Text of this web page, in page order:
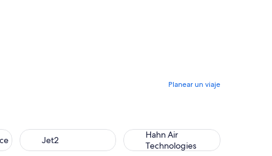
Planear un viaje
Jet2
Jet2
Hahn Air
Technologies
Hahn Air Technologies